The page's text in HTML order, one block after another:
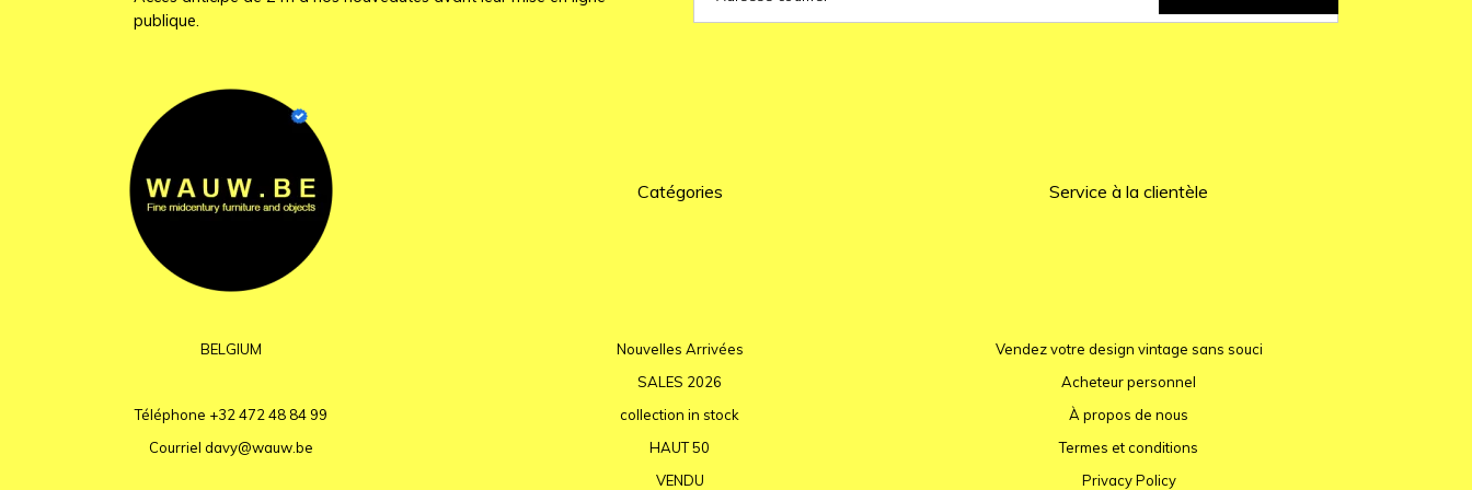
publique.
BELGIUM
Téléphone +32 472 48 84 99
Courriel davy@wauw.be
Catégories
Nouvelles Arrivées
SALES 2026
collection in stock
HAUT 50
VENDU
Service à la clientèle
Vendez votre design vintage sans souci
Acheteur personnel
À propos de nous
Termes et conditions
Privacy Policy